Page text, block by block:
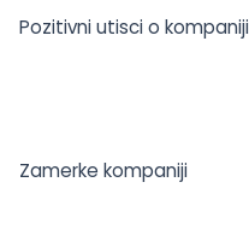
Pozitivni utisci o kompaniji
Zamerke kompaniji